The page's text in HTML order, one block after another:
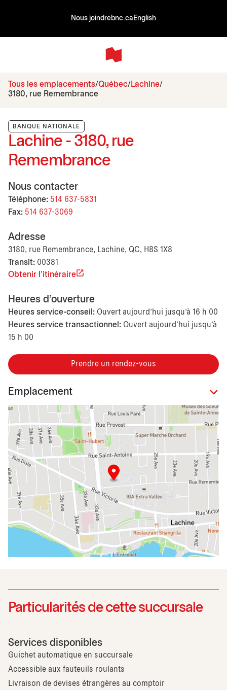
Nous joindrebnc.ca English
Tous les emplacements Québec
Lachine
3180, rue Remembrance
BANQUE NATIONALE
Lachine - 3180, rue
Remembrance
Nous contacter
Téléphone: 514 637-5831
Fax: 514 637-3069
Adresse
3180, rue Remembrance, Lachine, QC, H8S 1X8
Transit: 00381
Obtenir l'itinéraire
Heures d'ouverture
Heures service-conseil: Ouvert aujourd’hui jusqu'à 16 h 00
Heures service transactionnel: Ouvert aujourd’hui jusqu'à
15 h 00
Prendre un rendez-vous
Emplacement
Particularités de cette succursale
Services disponibles
Guichet automatique en succursale
Accessible aux fauteuils roulants
Livraison de devises étrangères au comptoir